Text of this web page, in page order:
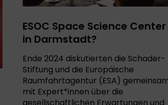
ESOC Space Science Center
in Darmstadt?
Ende 2024 diskutierten die Schader-
Stiftung und die Europäische
Raumfahrtagentur (ESA)
mit Expert*innen über die